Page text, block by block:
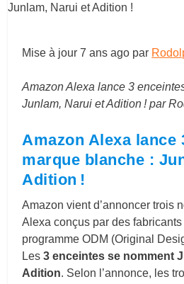
Mise à jour7 ans ago par
Amazon Alexa lance 3
Junlam, Narui et Adition ! par
Amazon Alexa lance
marque blanche :
Adition !
Amazon vient d’annoncer trois
Alexa conçus par des
programme ODM (Original
Les3 enceintes se nomment
Adition. Selon l’annonce, les